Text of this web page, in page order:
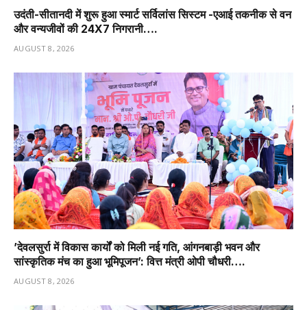
उदंती-सीतानदी में शुरू हुआ स्मार्ट सर्विलांस सिस्टम -एआई तकनीक से वन
और वन्यजीवों की 24X7 निगरानी….
AUGUST 8, 2026
’देवलसुर्रा में विकास कार्यों को मिली नई गति, आंगनबाड़ी भवन और
सांस्कृतिक मंच का हुआ भूमिपूजन’: वित्त मंत्री ओपी चौधरी….
AUGUST 8, 2026